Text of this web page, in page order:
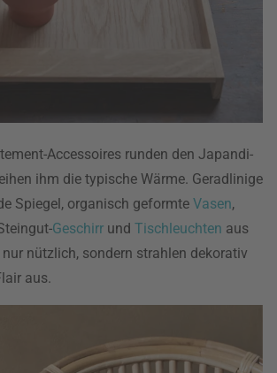
Accessoires runden den Japandi-
ihm die typische Wärme. Geradlinige
Spiegel, organisch geformte Vasen,
Geschirr und Tischleuchten aus
nützlich, sondern strahlen dekorativ
aus.